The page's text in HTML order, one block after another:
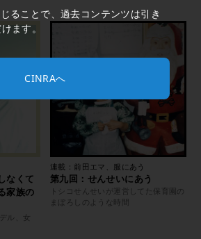
ることで、過去コンテンツは引き
ます。
CINRAへ
なくて
家族の
ル、女
連載：前田エマ、服にあう
第九回：せんせいにあう
トシコせんせいが運営してた保育園の
まぼろしのような時間